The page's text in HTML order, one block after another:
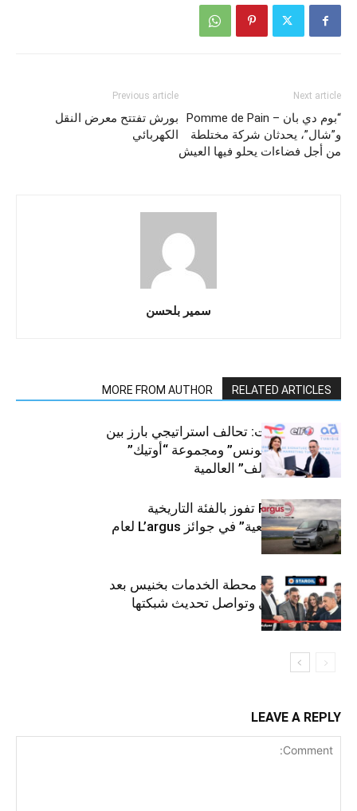
Previous article
بورش تفتتح معرض النقل
الكهربائي
Next article
“بوم دي بان – Pomme de Pain
و”شال”، يحدثان شركة مختلطة
من أجل فضاءات يحلو فيها العيش
سمير بلحسن
RELATED ARTICLES
MORE FROM AUTHOR
قطاع السيارات: تحالف استراتيجي بارز بين
“توتال إنرجيز تونس” ومجموعة “أوتيك”
لتوزيع زيوت “إلف” العالمية
كيا PV5 Cargo تفوز بالفئة التاريخية
“للمركبات النفعية” في جوائز L’argus لعام
2026
ستارأويل تفتتح محطة الخدمات بخنيس بعد
تجديدهابالكامل وتواصل تحديث شبكتها
LEAVE A REPLY